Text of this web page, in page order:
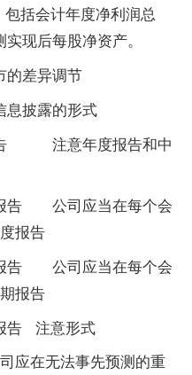
会计年度净利润总
现后每股净资产。
差异调节
披露的形式
注意年度报告和中
告 公司应当在每个会
报告
告 公司应当在每个会
报告
告 注意形式
在无法事先预测的重